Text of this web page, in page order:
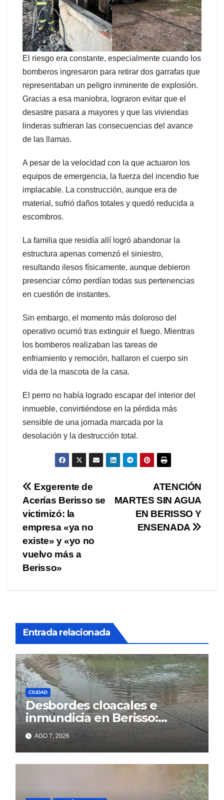
El riesgo era constante, especialmente cuando los
bomberos ingresaron para retirar dos garrafas que
representaban un peligro inminente de explosión.
Gracias a esa maniobra, lograron evitar que el
desastre pasara a mayores y que las viviendas
linderas sufrieran las consecuencias del avance
de las llamas.
A pesar de la velocidad con la que actuaron los
equipos de emergencia, la fuerza del incendio fue
implacable. La construcción, aunque era de
material, sufrió daños totales y quedó reducida a
escombros.
La familia que residía allí logró abandonar la
estructura apenas comenzó el siniestro,
resultando ilesos físicamente, aunque debieron
presenciar cómo perdían todas sus pertenencias
en cuestión de instantes.
Sin embargo, el momento más doloroso del
operativo ocurrió tras extinguir el fuego. Mientras
los bomberos realizaban las tareas de
enfriamiento y remoción, hallaron el cuerpo sin
vida de la mascota de la casa.
El perro no había logrado escapar del interior del
inmueble, convirtiéndose en la pérdida más
sensible de una jornada marcada por la
desolación y la destrucción total.
Navegación
de
entradas
ATENCIÓN
MARTES SIN AGUA
EN BERISSO Y
ENSENADA
Exgerente de
Acerías Berisso se
victimizó: la
empresa «ya no
existe» y «yo no
vuelvo más a
Berisso»
Entrada relacionada
CIUDAD
Desbordes cloacales e
inmundicia en Berisso:
colapso de la red en la calle
14AGO 7, 2026